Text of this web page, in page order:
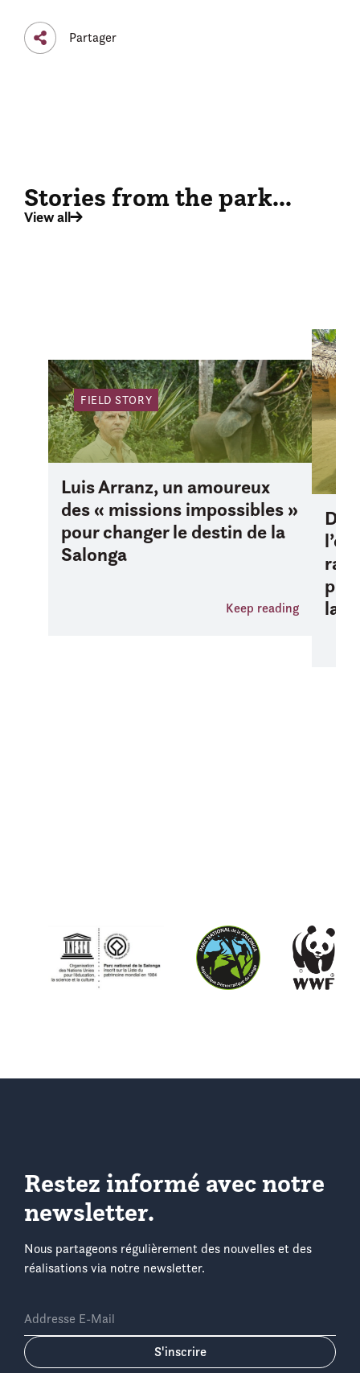
Partager
Stories from the park...
View all
FIELD STORY
Luis Arranz, un amoureux
des « missions impossibles »
pour changer le destin de la
Salonga
Keep reading
la
Restez informé avec notre
newsletter.
Nous partageons régulièrement des nouvelles et des
réalisations via notre newsletter.
Addresse E-Mail
S'inscrire